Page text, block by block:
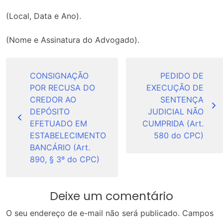
(Local, Data e Ano).
(Nome e Assinatura do Advogado).
Post
CONSIGNAÇÃO
POR RECUSA DO
CREDOR AO
DEPÓSITO
EFETUADO EM
ESTABELECIMENTO
BANCÁRIO (Art.
890, § 3º do CPC)
PEDIDO DE
EXECUÇÃO DE
SENTENÇA
JUDICIAL NÃO
CUMPRIDA (Art.
580 do CPC)
Deixe um comentário
O seu endereço de e-mail não será publicado. Campos